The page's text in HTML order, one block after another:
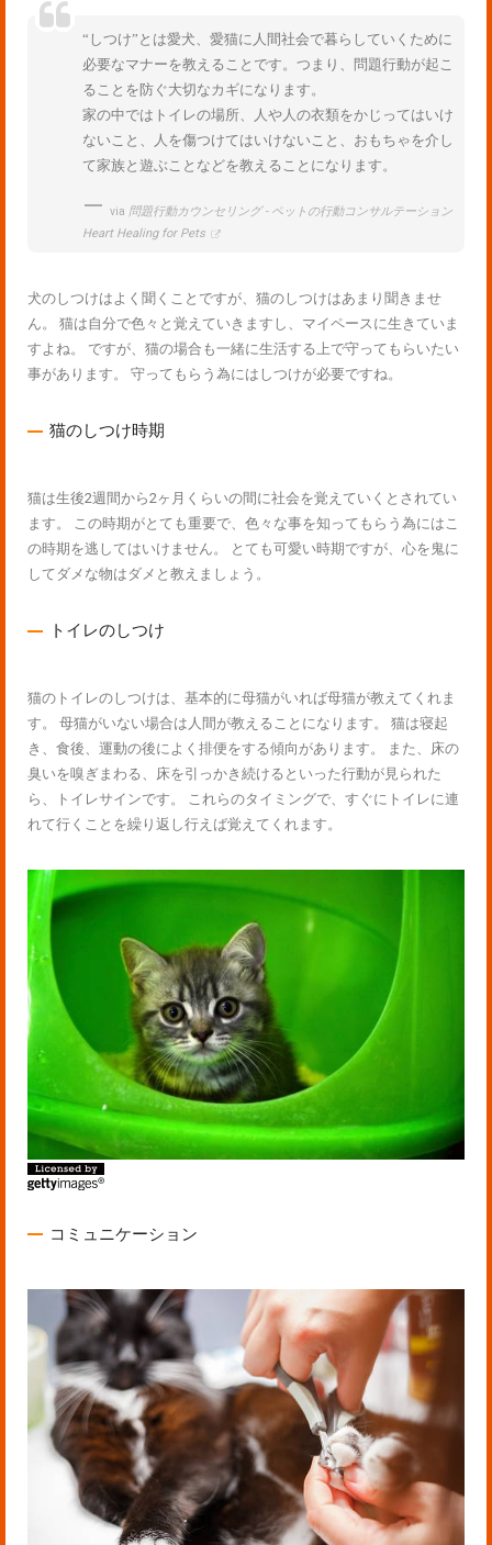
“しつけ”とは愛犬、愛猫に人間社会で暮らしていくために
必要なマナーを教えることです。つまり、問題行動が起こ
ることを防ぐ大切なカギになります。
家の中ではトイレの場所、人や人の衣類をかじってはいけ
ないこと、人を傷つけてはいけないこと、おもちゃを介し
て家族と遊ぶことなどを教えることになります。
via 問題行動カウンセリング - ペットの行動コンサルテーション
Heart Healing for Pets
犬のしつけはよく聞くことですが、猫のしつけはあまり聞きませ
ん。 猫は自分で色々と覚えていきますし、マイペースに生きていま
すよね。 ですが、猫の場合も一緒に生活する上で守ってもらいたい
事があります。 守ってもらう為にはしつけが必要ですね。
猫のしつけ時期
猫は生後2週間から2ヶ月くらいの間に社会を覚えていくとされてい
ます。 この時期がとても重要で、色々な事を知ってもらう為にはこ
の時期を逃してはいけません。 とても可愛い時期ですが、心を鬼に
してダメな物はダメと教えましょう。
トイレのしつけ
猫のトイレのしつけは、基本的に母猫がいれば母猫が教えてくれま
す。 母猫がいない場合は人間が教えることになります。 猫は寝起
き、食後、運動の後によく排便をする傾向があります。 また、床の
臭いを嗅ぎまわる、床を引っかき続けるといった行動が見られた
ら、トイレサインです。 これらのタイミングで、すぐにトイレに連
れて行くことを繰り返し行えば覚えてくれます。
コミュニケーション